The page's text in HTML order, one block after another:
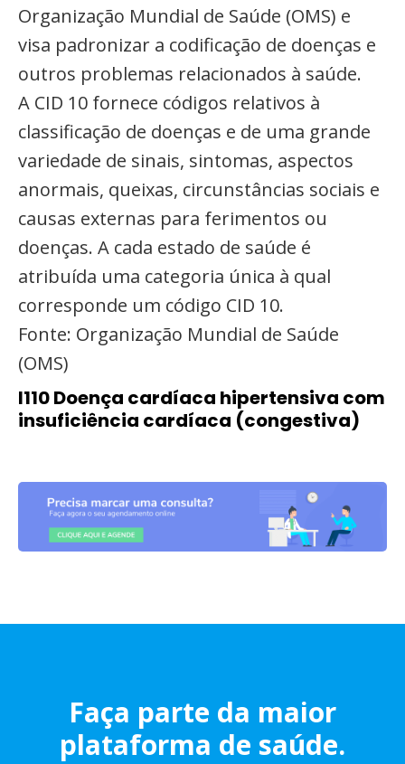
Organização Mundial de Saúde (OMS) e
visa padronizar a codificação de doenças e
outros problemas relacionados à saúde.
A CID 10 fornece códigos relativos à
classificação de doenças e de uma grande
variedade de sinais, sintomas, aspectos
anormais, queixas, circunstâncias sociais e
causas externas para ferimentos ou
doenças. A cada estado de saúde é
atribuída uma categoria única à qual
corresponde um código CID 10.
Fonte: Organização Mundial de Saúde
(OMS)
I110 Doença cardíaca hipertensiva com
insuficiência cardíaca (congestiva)
Faça parte da maior
plataforma de saúde.